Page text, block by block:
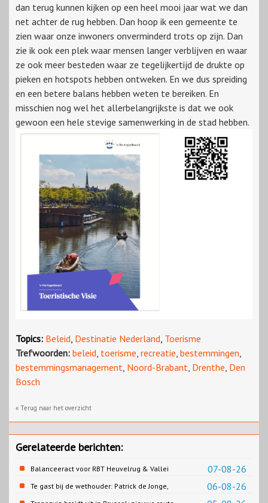
dan terug kunnen kijken op een heel mooi jaar wat we dan
net achter de rug hebben. Dan hoop ik een gemeente te
zien waar onze inwoners onverminderd trots op zijn. Dan
zie ik ook een plek waar mensen langer verblijven en waar
ze ook meer besteden waar ze tegelijkertijd de drukte op
pieken en hotspots hebben ontweken. En we dus spreiding
en een betere balans hebben weten te bereiken. En
misschien nog wel het allerbelangrijkste is dat we ook
gewoon een hele stevige samenwerking in de stad hebben.
Topics: Beleid Destinatie Nederland Toerisme
Trefwoorden: beleid toerisme recreatie bestemmingen
bestemmingsmanagement Noord-Brabant Drenthe Den
Bosch
« Terug naar het overzicht
Gerelateerde berichten:
07-08-26
Balanceeract voor RBT Heuvelrug & Vallei
06-08-26
Te gast bij de wethouder: Patrick de Jonge,
Gemeente Emmen